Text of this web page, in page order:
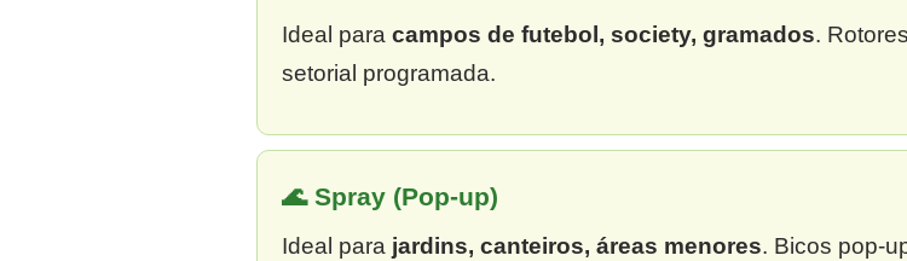
Ideal para campos de futebol, society, gramados.
setorial programada.
🌊 Spray (Pop-up)
Ideal para jardins, canteiros, áreas menores. Bicos pop-